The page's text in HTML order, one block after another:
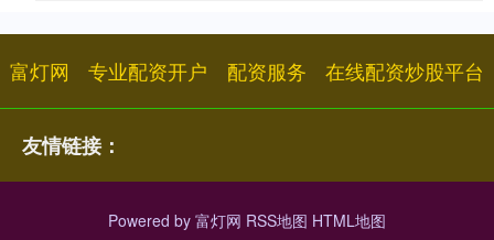
富灯网 专业配资开户 配资服务 在线配资炒股平台
友情链接：
Powered by 富灯网 RSS地图 HTML地图